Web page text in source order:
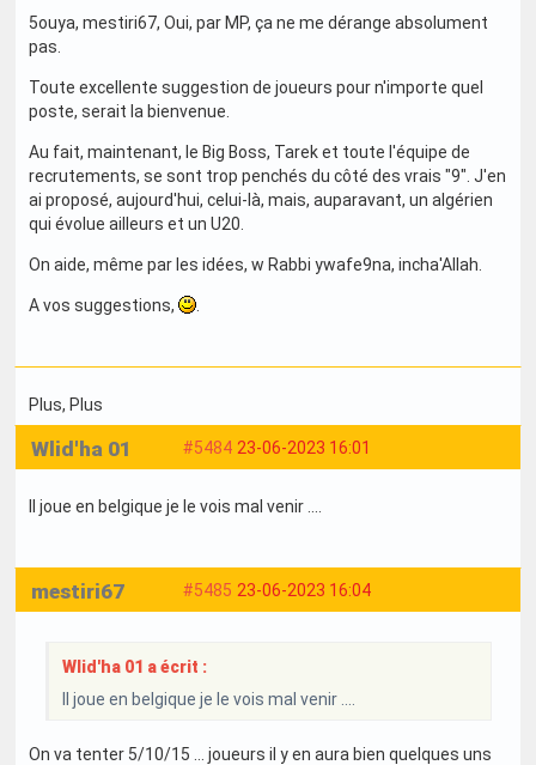
5ouya, mestiri67, Oui, par MP, ça ne me dérange absolument
pas.
Toute excellente suggestion de joueurs pour n'importe quel
poste, serait la bienvenue.
Au fait, maintenant, le Big Boss, Tarek et toute l'équipe de
recrutements, se sont trop penchés du côté des vrais "9". J'en
ai proposé, aujourd'hui, celui-là, mais, auparavant, un algérien
qui évolue ailleurs et un U20.
On aide, même par les idées, w Rabbi ywafe9na, incha'Allah.
A vos suggestions,
Plus, Plus
#5484 23-06-2023 16:01
Wlid'ha 01
Il joue en belgique je le vois mal venir ....
#5485 23-06-2023 16:04
mestiri67
Wlid'ha 01 a écrit :
Il joue en belgique je le vois mal venir ....
On va tenter 5/10/15 … joueurs il y en aura bien quelques uns